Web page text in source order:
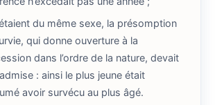
étaient du même sexe, la présomption
qui donne ouverture à la
dans l’ordre de la nature, devait
: ainsi le plus jeune était
avoir survécu au plus âgé.